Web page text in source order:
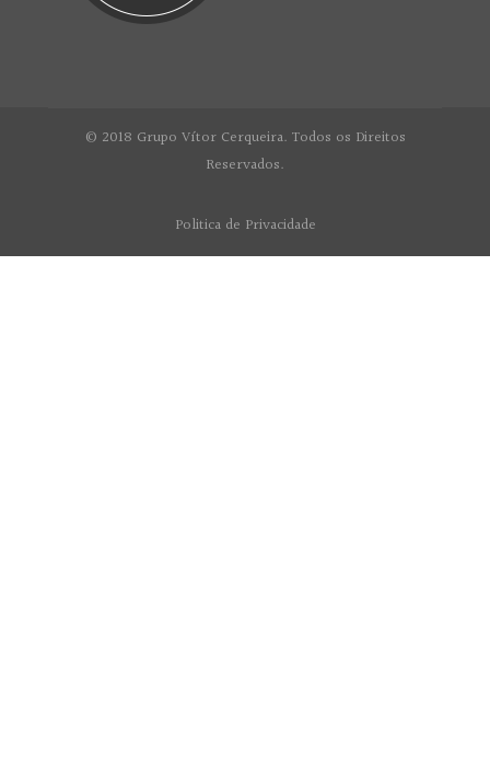
© 2018 Grupo Vítor Cerqueira. Todos os Direitos
Reservados.
Politica de Privacidade